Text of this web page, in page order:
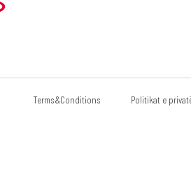
Terms&Conditions Politikat e